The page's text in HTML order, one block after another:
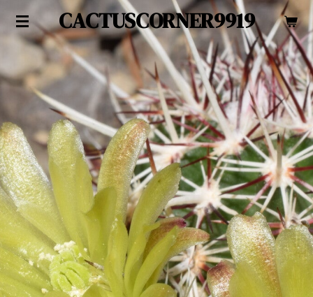
Zum
Hauptinhalt
springen
CACTUSCORNER9919